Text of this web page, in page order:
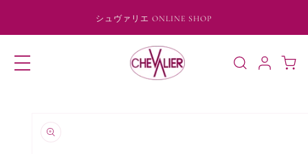
シュヴァリエ ONLINE SHOP
ロ
グ
イ
ー
報にス
キップ